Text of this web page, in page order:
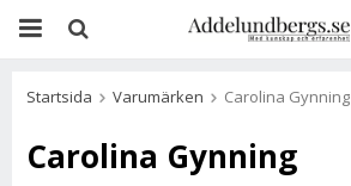
Startsida Varumärken Carolina Gynning
Carolina Gynning